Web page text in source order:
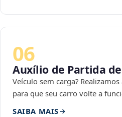
06
Auxílio de Partida
Veículo sem carga?
para que seu carro volte a
SAIBA MAIS